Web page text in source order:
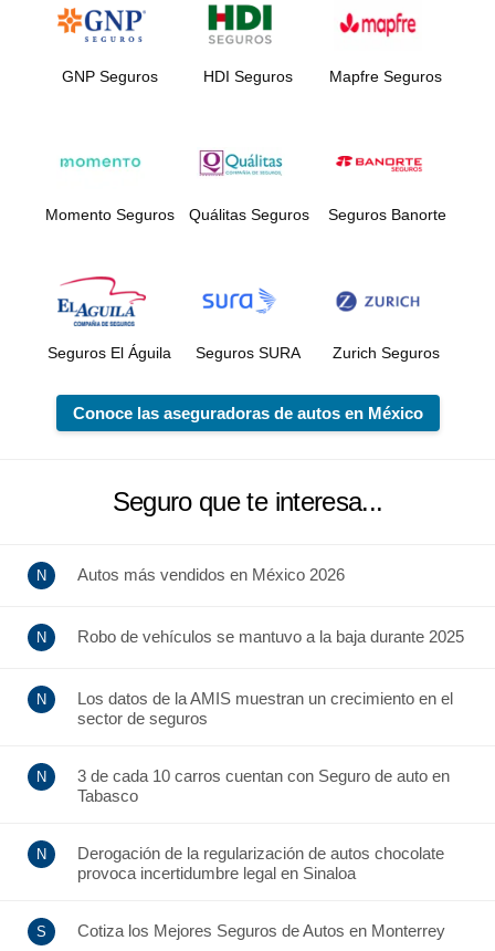
GNP Seguros HDI Seguros Mapfre Seguros
Momento Seguros Quálitas Seguros Seguros Banorte
Seguros El Águila Seguros SURA Zurich Seguros
Conoce las aseguradoras de autos en México
Seguro que te interesa...
Autos más vendidos en México 2026
Robo de vehículos se mantuvo a la baja durante 2025
Los datos de la AMIS muestran un crecimiento en el
sector de seguros
3 de cada 10 carros cuentan con Seguro de auto en
Tabasco
Derogación de la regularización de autos chocolate
provoca incertidumbre legal en Sinaloa
Cotiza los Mejores Seguros de Autos en Monterrey